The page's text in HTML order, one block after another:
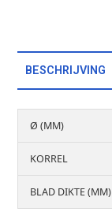
BESCHRIJVING
Ø (MM)
KORREL
BLAD DIKTE (MM)